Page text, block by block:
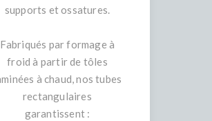
supports et ossatures.
Fabriqués par formage à
froid à partir de tôles
à chaud, nos tubes
rectangulaires
garantissent :